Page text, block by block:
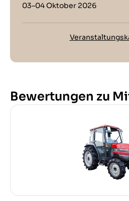
03–04 Oktober 2026
Bewertungen zu